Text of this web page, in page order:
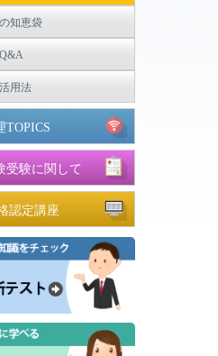
知恵袋
用法
TOPICS
受験に関して
認定講座